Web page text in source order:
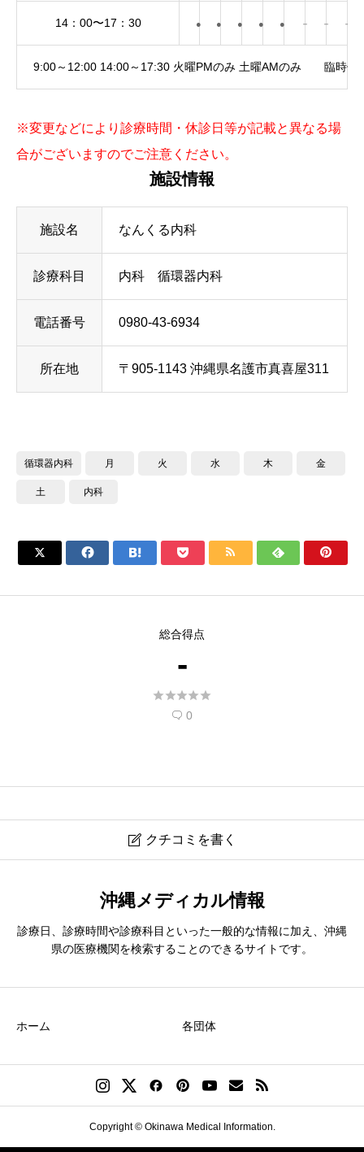
14：00〜17：30 ● ● ● ● ● － － －
9:00～12:00 14:00～17:30 火曜PMのみ 土曜AMのみ 臨時休
※変更などにより診療時間・休診日等が記載と異なる場
合がございますのでご注意ください。
施設情報
施設名 なんくる内科
診療科目 内科 循環器内科
電話番号 0980-43-6934
所在地 〒905-1143 沖縄県名護市真喜屋311
循環器内科 月 火 水 木 金
土 内科
      
総合得点
-

 0
 クチコミを書く
ニックネーム 必須
クチコミのタイトル 必須
沖縄メディカル情報
診療日、診療時間や診療科目といった一般的な情報に加え、沖縄
県の医療機関を検索することのできるサイトです。
ホーム 各団体
Copyright © Okinawa Medical Information.